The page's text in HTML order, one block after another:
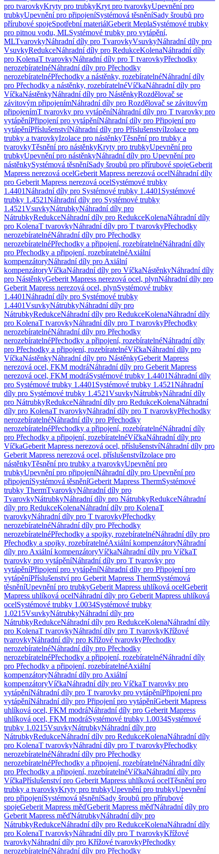
pro tvarovkyKryty pro trubkyKryt pro tvarovkyUpevnění pro
trubkyUpevnění pro připojeníSystémová těsněníSady šroubů pro
přírubové spojeSpotřební materiálGeberit MeplaSystémové trubky
pro pitnou vodu, MLSystémové trubky pro vytápění,
MLTvarovkyNáhradní díly pro TvarovkyVsuvkyNáhradní díly pro
VsuvkyRedukceNáhradní díly pro RedukceKolenaNáhradní díly
pro KolenaT tvarovkyNáhradní díly pro T tvarovkyPřechodky
nerozebíratelnéNáhradní díly pro Přechodky
nerozebíratelnéPřechodky a nástěnky, rozebíratelnéNáhradní díly
pro Přechodky a nástěnky, rozebíratelnéVíčkaNáhradní díly pro
VíčkaNástěnkyNáhradní díly pro NástěnkyRozdělovač se
závitovým připojenímNáhradní díly pro Rozdělovač se závitovým
připojenímT tvarovky pro vytápěníNáhradní díly pro T tvarovky pro
vytápěníPřipojení pro vytápěníNáhradní díly pro Připojení pro
vytápěníPříslušenstvíNáhradní díly pro PříslušenstvíIzolace pro
trubky a tvarovkyIzolace pro nástěnkyTěsnění pro trubky a
tvarovkyTěsnění pro nástěnkyKryty pro trubkyUpevnění pro
trubkyUpevnění pro nástěnkyNáhradní díly pro Upevnění pro
nástěnkySystémová těsněníSady šroubů pro přírubové spojeGeberit
Mapress nerezová ocelGeberit Mapress nerezová ocelNáhradní díly
pro Geberit Mapress nerezová ocelSystémové trubky
1.4401Náhradní díly pro Systémové trubky 1.4401 Systémové
trubky 1.4521Náhradní díly pro Systémové trubky
1.4521VsuvkyNátrubkyNáhradní díly pro
NátrubkyRedukceNáhradní díly pro RedukceKolenaNáhradní díly
pro KolenaT tvarovkyNáhradní díly pro T tvarovkyPřechodky
nerozebíratelnéNáhradní díly pro Přechodky
nerozebíratelnéPřechodky a připojení, rozebíratelnéNáhradní díly
pro Přechodky a připojení, rozebíratelnéAxiální
kompenzátoryNáhradní díly pro Axiální
kompenzátoryVíčkaNáhradní díly pro VíčkaNástěnkyNáhradní díly
pro NástěnkyGeberit Mapress nerezová ocel, plynNáhradní díly pro
Geberit Mapress nerezová ocel, plynSystémové trubky
1.4401Náhradní díly pro Systémové trubky
1.4401VsuvkyNátrubkyNáhradní díly pro
NátrubkyRedukceNáhradní díly pro RedukceKolenaNáhradní díly
pro KolenaT tvarovkyNáhradní díly pro T tvarovkyPřechodky
nerozebíratelnéNáhradní díly pro Přechodky
nerozebíratelnéPřechodky a připojení, rozebíratelnéNáhradní díly
pro Přechodky a připojení, rozebíratelnéVíčkaNáhradní díly pro
VíčkaNástěnkyNáhradní díly pro NástěnkyGeberit Mapress
nerezová ocel, FKM modráNáhradní díly pro Geberit Mapress
nerezová ocel, FKM modráSystémové trubky 1.4401Náhradní díly
pro Systémové trubky 1.4401 Systémové trubky 1.4521Náhradní
díly pro Systémové trubky 1.4521VsuvkyNátrubkyNáhradní díly
pro NátrubkyRedukceNáhradní díly pro RedukceKolenaNáhradní
díly pro KolenaT tvarovkyNáhradní díly pro T tvarovkyPřechodky
nerozebíratelnéNáhradní díly pro Přechodky
nerozebíratelnéPřechodky a připojení, rozebíratelnéNáhradní díly
pro Přechodky a připojení, rozebíratelnéVíčkaNáhradní díly pro
VíčkaGeberit Mapress nerezová ocel, příslušenstvíNáhradní díly pro
Geberit Mapress nerezová ocel, příslušenstvíIzolace pro
nástěnkyTěsnění pro trubky a tvarovkyUpevnění pro
trubkyUpevnění pro připojeníNáhradní díly pro Upevnění pro
připojeníSystémová těsněníGeberit Mapress ThermSystémové
trubky ThermTvarovkyNáhradní díly pro
TvarovkyNátrubkyNáhradní díly pro NátrubkyRedukceNáhradní
díly pro RedukceKolenaNáhradní díly pro KolenaT
tvarovkyNáhradní díly pro T tvarovkyPřechodky
nerozebíratelnéNáhradní díly pro Přechodky
nerozebíratelnéPřechodky a spojky, rozebíratelnéNáhradní díly pro
Přechodky a spojky, rozebíratelnéAxiální kompenzátoryNáhradní
díly pro Axiální kompenzátoryVíčkaNáhradní díly pro VíčkaT
tvarovky pro vytápěníNáhradní díly pro T tvarovky pro
vytápěníPřipojení pro vytápěníNáhradní díly pro Připojení pro
vytápěníPříslušenství pro Geberit Mapress ThermSystémová
těsněníUpevnění pro trubkyGeberit Mapress uhlíková ocelGeberit
Mapress uhlíková ocelNáhradní díly pro Geberit Mapress uhlíková
ocelSystémové trubky 1.0034Systémové trubky
1.0215VsuvkyNátrubkyNáhradní díly pro
NátrubkyRedukceNáhradní díly pro RedukceKolenaNáhradní díly
pro KolenaT tvarovkyNáhradní díly pro T tvarovkyKřížové
tvarovkyNáhradní díly pro Křížové tvarovkyPřechodky
nerozebíratelnéNáhradní díly pro Přechodky
nerozebíratelnéPřechodky a připojení, rozebíratelnéNáhradní díly
pro Přechodky a připojení, rozebíratelnéAxiální
kompenzátoryNáhradní díly pro Axiální
kompenzátoryVíčkaNáhradní díly pro VíčkaT tvarovky pro
vytápěníNáhradní díly pro T tvarovky pro vytápěníPřipojení pro
vytápěníNáhradní díly pro Připojení pro vytápěníGeberit Mapress
uhlíková ocel, FKM modráNáhradní díly pro Geberit Mapress
uhlíková ocel, FKM modráSystémové trubky 1.0034Systémové
trubky 1.0215VsuvkyNátrubkyNáhradní díly pro
NátrubkyRedukceNáhradní díly pro RedukceKolenaNáhradní díly
pro KolenaT tvarovkyNáhradní díly pro T tvarovkyPřechodky
nerozebíratelnéNáhradní díly pro Přechodky
nerozebíratelnéPřechodky a připojení, rozebíratelnéNáhradní díly
pro Přechodky a připojení, rozebíratelnéVíčkaNáhradní díly pro
VíčkaPříslušenství pro Geberit Mapress uhlíková ocelTěsnění pro
trubky a tvarovkyKryty pro trubkyUpevnění pro trubkyUpevnění
pro připojeníSystémová těsněníSady šroubů pro přírubové
spojeGeberit Mapress měďGeberit Mapress měďNáhradní díly pro
Geberit Mapress měďNátrubkyNáhradní díly pro
NátrubkyRedukceNáhradní díly pro RedukceKolenaNáhradní díly
pro KolenaT tvarovkyNáhradní díly pro T tvarovkyKřížové
tvarovkyNáhradní díly pro Křížové tvarovkyPřechodky
nerozebíratelnéNáhradní díly pro Přechodky